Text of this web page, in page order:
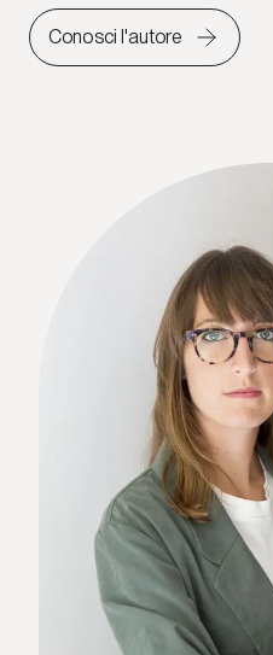
Conosci l'autore